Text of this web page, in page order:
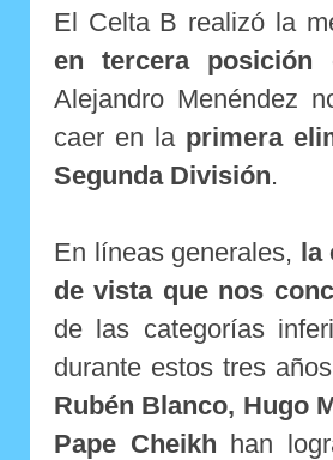
El Celta B realizó la
en tercera posición
Alejandro Menéndez
caer en la primera
Segunda División.
En líneas generales,
de vista que nos
de las categorías
durante estos tres
Rubén Blanco, Hugo
Pape Cheikh han